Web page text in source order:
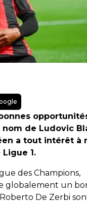
de Ludovic
a tout intérêt à
1.
des Champions,
globalement un
De Zerbi